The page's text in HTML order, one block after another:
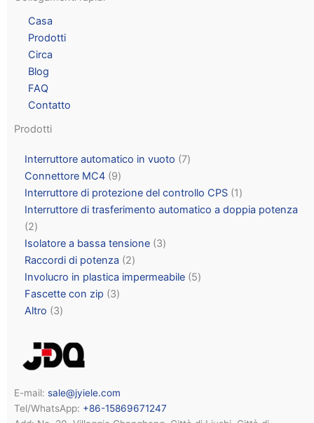
Casa
Prodotti
Circa
Blog
FAQ
Contatto
Prodotti
Interruttore automatico in vuoto
7
Connettore MC4 9
Interruttore di protezione del controllo CPS 1
Interruttore di trasferimento automatico a doppia potenza
2
Isolatore a bassa tensione 3
Raccordi di potenza
2
Involucro in plastica impermeabile 5
Fascette con zip
3
Altro
3
E-mail: sale@jyiele.com
Tel/WhatsApp: +86-15869671247